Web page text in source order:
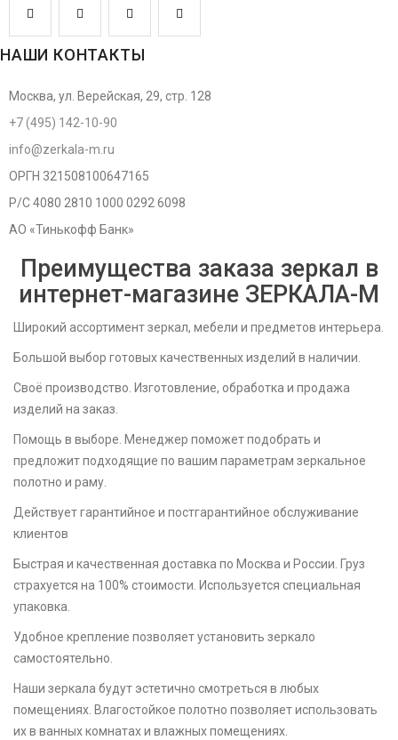
НАШИ КОНТАКТЫ
Москва, ул. Верейская, 29, стр. 128
+7 (495) 142-10-90
info@zerkala-m.ru
ОРГН 321508100647165
Р/С 4080 2810 1000 0292 6098
АО «Тинькофф Банк»
Преимущества заказа зеркал в
интернет-магазине ЗЕРКАЛА-M
Широкий ассортимент зеркал, мебели и предметов интерьера.
Большой выбор готовых качественных изделий в наличии.
Своё производство. Изготовление, обработка и продажа
изделий на заказ.
Помощь в выборе. Менеджер поможет подобрать и
предложит подходящие по вашим параметрам зеркальное
полотно и раму.
Действует гарантийное и постгарантийное обслуживание
клиентов
Быстрая и качественная доставка по Москва и России. Груз
страхуется на 100% стоимости. Используется специальная
упаковка.
Удобное крепление позволяет установить зеркало
самостоятельно.
Наши зеркала будут эстетично смотреться в любых
помещениях. Влагостойкое полотно позволяет использовать
их в ванных комнатах и влажных помещениях.